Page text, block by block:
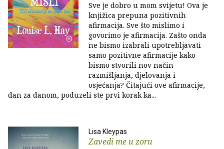
Sve je dobro u mom svijetu! Ova je
knjižica prepuna pozitivnih
afirmacija. Sve što mislimo i
govorimo je afirmacija. Zašto onda
ne bismo izabrali upotrebljavati
samo pozitivne afirmacije kako
bismo stvorili nov način
razmišljanja, djelovanja i
osjećanja? Čitajući ove afirmacije,
dan za danom, poduzeli ste prvi korak ka...
Lisa Kleypas
Zavedi me u zoru